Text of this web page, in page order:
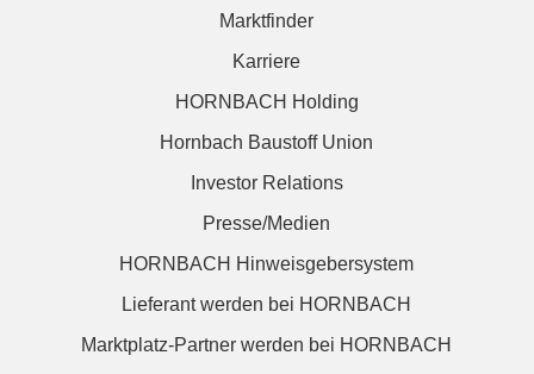
Marktfinder
Karriere
HORNBACH Holding
Hornbach Baustoff Union
Investor Relations
Presse/Medien
HORNBACH Hinweisgebersystem
Lieferant werden bei HORNBACH
Marktplatz-Partner werden bei HORNBACH